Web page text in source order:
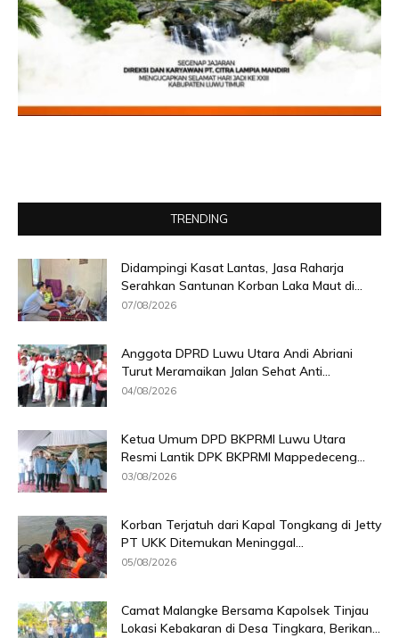
TRENDING
Didampingi Kasat Lantas, Jasa Raharja
Serahkan Santunan Korban Laka Maut di...
07/08/2026
Anggota DPRD Luwu Utara Andi Abriani
Turut Meramaikan Jalan Sehat Anti...
04/08/2026
Ketua Umum DPD BKPRMI Luwu Utara
Resmi Lantik DPK BKPRMI Mappedeceng...
03/08/2026
Korban Terjatuh dari Kapal Tongkang di Jetty
PT UKK Ditemukan Meninggal...
05/08/2026
Camat Malangke Bersama Kapolsek Tinjau
Lokasi Kebakaran di Desa Tingkara, Berikan...